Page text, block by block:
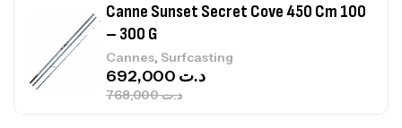
Canne Sunset Secret Cove 450 Cm 100
– 300 G
Cannes, Surfcasting
د.ت768,000
د.ت